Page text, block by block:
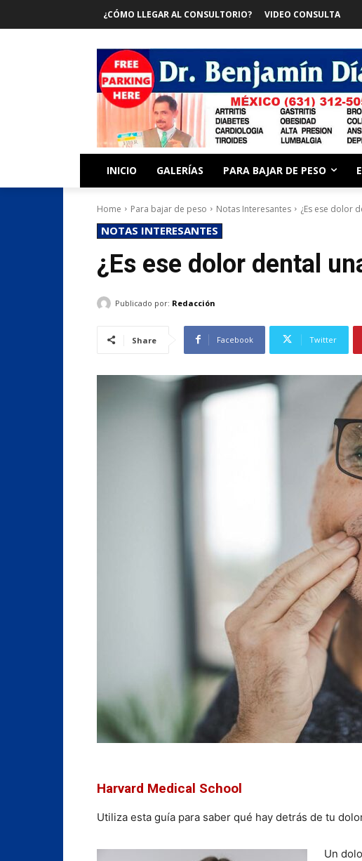
¿CÓMO LLEGAR AL CONSULTORIO? VIDEO CONSULTA
INICIO GALERÍAS PARA BAJAR DE PESO
Home Para bajar de peso Notas Interesantes ¿Es ese dolor
NOTAS INTERESANTES
¿Es ese dolor dental
Publicado por: Redacción
Share Facebook Twitter
Harvard Medical School
Utiliza esta guía para saber qué hay detrás de tu
Un